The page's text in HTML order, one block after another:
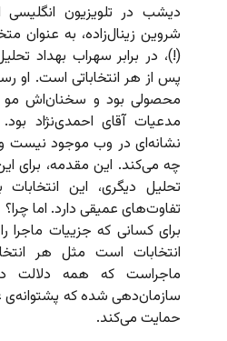
دیشب در تلویزیون انگلیسی
شروین زینال‌زاده، به عنوان
(!)، در برابر سهراب بهداد
پس از هر انتخاباتی است. او
محصولی بود و سخنان‌اش
مدعیات آقای احمدی‌نژاد
نشانه‌ای در وب موجود نیست
چه می‌کند. این مقدمه، برای
تحلیل دیگری، این
تفاوت‌های عمیقی دارد. اما چرا؟
برای کسانی که جزییات ماجرا
انتخابات است مثل هر
ماجراست که همه دلالت
سازمان‌دهی شده که پشتوانه‌ی
حمایت می‌کند.